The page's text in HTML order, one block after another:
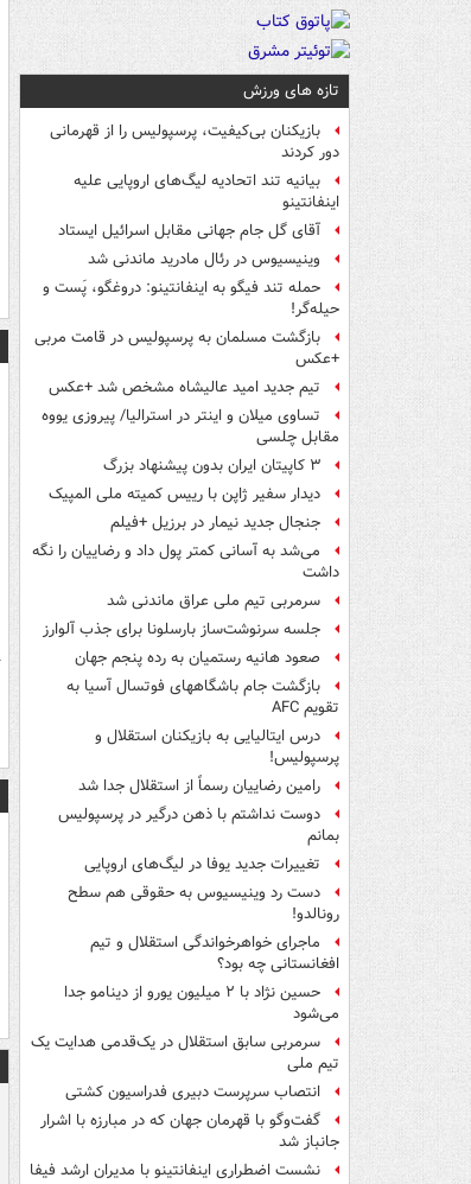
تازه های ورزش
بازیکنان بی‌کیفیت، پرسپولیس را از قهرمانی
دور کردند
بیانیه تند اتحادیه لیگ‌های اروپایی علیه
اینفانتینو
آقای گل جام جهانی مقابل اسرائیل ایستاد
وینیسیوس در رئال مادرید ماندنی شد
حمله تند فیگو به اینفانتینو: دروغگو، پَست‌ و
حیله‌گر!
بازگشت مسلمان به پرسپولیس در قامت مربی
+عکس
تیم جدید امید عالیشاه مشخص شد +عکس
تساوی میلان و اینتر در استرالیا/ پیروزی یووه
مقابل چلسی
۳ کاپیتان ایران بدون پیشنهاد بزرگ
دیدار سفیر ژاپن با رییس کمیته ملی المپیک
جنجال جدید نیمار در برزیل +فیلم
می‌شد به آسانی کمتر پول داد و رضاییان را نگه
داشت
سرمربی تیم ملی عراق ماندنی شد
جلسه سرنوشت‌ساز بارسلونا برای جذب آلوارز
صعود هانیه رستمیان به رده پنجم جهان
بازگشت جام باشگاههای فوتسال آسیا به
تقویم AFC
درس ایتالیایی‌ به بازیکنان استقلال و
پرسپولیس!
رامین رضاییان رسماً از استقلال جدا شد
دوست نداشتم با ذهن درگیر در پرسپولیس
بمانم
تغییرات جدید یوفا در لیگ‌های اروپایی
دست رد وینیسیوس به حقوقی هم سطح
رونالدو!
ماجرای خواهرخواندگی استقلال و تیم
افغانستانی چه بود؟
حسین نژاد با ۲ میلیون یورو از دینامو جدا
می‌شود
سرمربی سابق استقلال در یک‌قدمی هدایت یک
تیم ملی
انتصاب سرپرست دبیری فدراسیون کشتی
گفت‌وگو با قهرمان جهان که در مبارزه با اشرار
جانباز شد
نشست اضطراری اینفانتینو با مدیران ارشد فیفا